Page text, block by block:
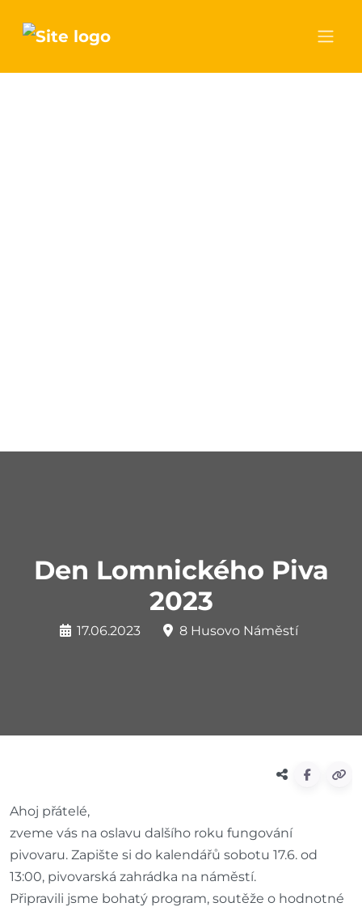
Den Lomnického Piva
2023
17.06.2023 8 Husovo Náměstí
Ahoj přátelé,
zveme vás na oslavu dalšího roku fungování
pivovaru. Zapište si do kalendářů sobotu 17.6. od
13:00, pivovarská zahrádka na náměstí.
Připravili jsme bohatý program, soutěže o hodnotné